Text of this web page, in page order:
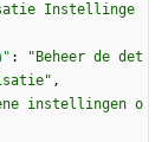
Instellinge
:
"Beheer de det
,
instellingen o